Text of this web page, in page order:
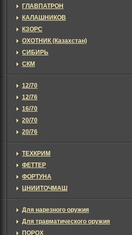
ГЛАВПАТРОН
КАЛАШНИКОВ
КЗОРС
ОХОТНИК (Казахстан)
СИБИРЬ
СКМ
12/70
12/76
16/70
20/70
20/76
ТЕХКРИМ
ФЕТТЕР
ФОРТУНА
ЦНИИТОЧМАШ
Для нарезного оружия
Для травматического оружия
ПОРОХ